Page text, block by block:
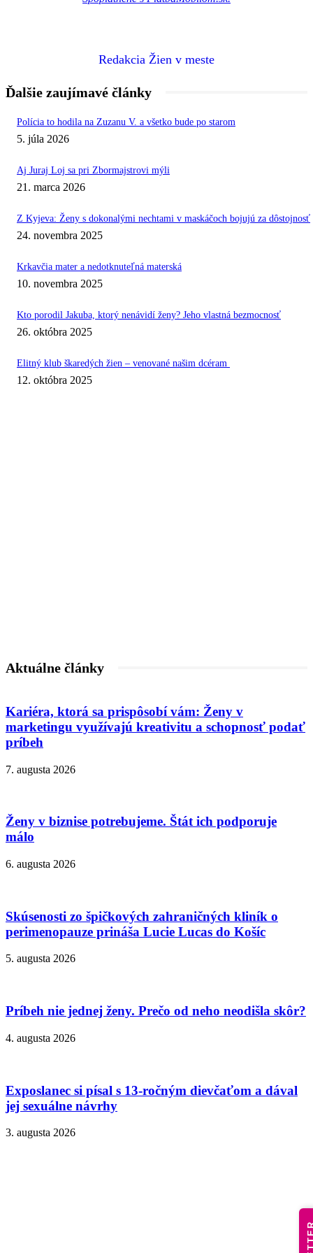
Redakcia Žien v meste
Ďalšie zaujímavé články
Polícia to hodila na Zuzanu V. a všetko bude po starom
5. júla 2026
Aj Juraj Loj sa pri Zbormajstrovi mýli
21. marca 2026
Z Kyjeva: Ženy s dokonalými nechtami v maskáčoch bojujú za dôstojnosť
24. novembra 2025
Krkavčia mater a nedotknuteľná materská
10. novembra 2025
Kto porodil Jakuba, ktorý nenávidí ženy? Jeho vlastná bezmocnosť
26. októbra 2025
Elitný klub škaredých žien – venované našim dcéram
12. októbra 2025
Aktuálne články
Kariéra, ktorá sa prispôsobí vám: Ženy v
marketingu využívajú kreativitu a schopnosť podať
príbeh
7. augusta 2026
Ženy v biznise potrebujeme. Štát ich podporuje
málo
6. augusta 2026
Skúsenosti zo špičkových zahraničných kliník o
perimenopauze prináša Lucie Lucas do Košíc
5. augusta 2026
Príbeh nie jednej ženy. Prečo od neho neodišla skôr?
4. augusta 2026
Exposlanec si písal s 13-ročným dievčaťom a dával
jej sexuálne návrhy
3. augusta 2026